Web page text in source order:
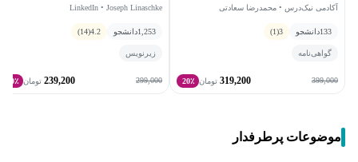
آکادمی نیک‌درس • محمدرضا سعادتی
133دانشجو 3
(1)
گواهی‌نامه
399,000
319,200 تومان 20٪
LinkedIn • Joseph Linaschke
1,253دانشجو 4.2
(14)
زیرنویس
299,000
239,200 تومان 20٪
موضوعات پرطرفدار